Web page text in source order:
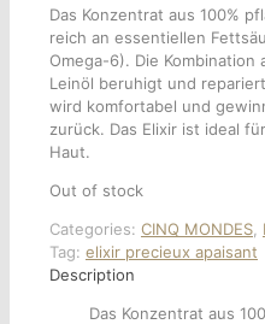
Das Konzentrat aus 100%
reich an essentiellen
Omega-6). Die Kombination
Leinöl beruhigt und
wird komfortabel und
zurück. Das Elixir ist ideal
Haut.
Out of stock
Categories: CINQ MONDES
Tag: elixir precieux apaisant
Description
Das Konzentrat aus